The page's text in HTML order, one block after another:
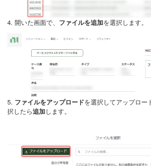
4. 開いた画面で、 ファイルを追加を選択します。
5. ファイルをアップロードを選択してアップロー
択したら追加します。